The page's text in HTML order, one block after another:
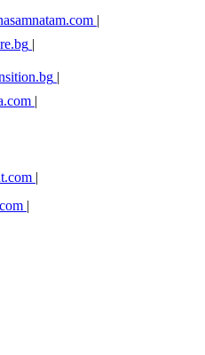
|
|
|
|
|
|